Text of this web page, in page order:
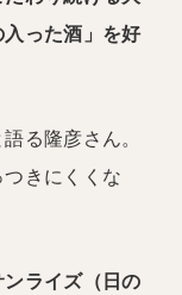
った酒」を好
る隆彦さん。
きにくくな
ライズ（日の